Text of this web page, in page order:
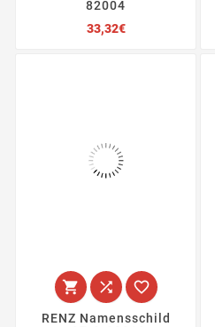
82004
33,32€Preis
  
RENZ Namensschild